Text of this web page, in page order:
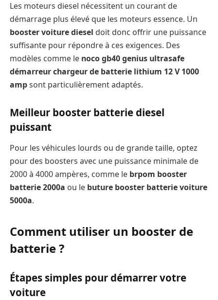
Les moteurs diesel nécessitent un courant de
démarrage plus élevé que les moteurs essence. Un
booster voiture diesel doit donc offrir une puissance
suffisante pour répondre à ces exigences. Des
modèles comme le noco gb40 genius ultrasafe
démarreur chargeur de batterie lithium 12 V 1000
ampsont particulièrement adaptés.
Meilleur booster batterie diesel
puissant
Pour les véhicules lourds ou de grande taille, optez
pour des boosters avec une puissance minimale de
2000 à 4000 ampères, comme le brpom booster
batterie 2000a ou le buture booster batterie voiture
5000a.
Comment utiliser un booster de
batterie ?
Étapes simples pour démarrer votre
voiture